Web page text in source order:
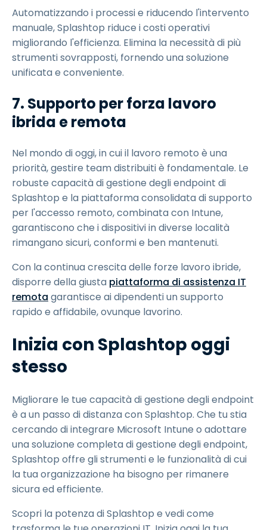
Automatizzando i processi e riducendo l'intervento
manuale, Splashtop riduce i costi operativi
migliorando l'efficienza. Elimina la necessità di più
strumenti sovrapposti, fornendo una soluzione
unificata e conveniente.
7. Supporto per forza lavoro
ibrida e remota
Nel mondo di oggi, in cui il lavoro remoto è una
priorità, gestire team distribuiti è fondamentale. Le
robuste capacità di gestione degli endpoint di
Splashtop e la piattaforma consolidata di supporto
per l'accesso remoto, combinata con Intune,
garantiscono che i dispositivi in diverse località
rimangano sicuri, conformi e ben mantenuti.
Con la continua crescita delle forze lavoro ibride,
disporre della giusta piattaforma di assistenza IT
remota garantisce ai dipendenti un supporto
rapido e affidabile, ovunque lavorino.
Inizia con Splashtop oggi
stesso
Migliorare le tue capacità di gestione degli endpoint
è a un passo di distanza con Splashtop. Che tu stia
cercando di integrare Microsoft Intune o adottare
una soluzione completa di gestione degli endpoint,
Splashtop offre gli strumenti e le funzionalità di cui
la tua organizzazione ha bisogno per rimanere
sicura ed efficiente.
Scopri la potenza di Splashtop e vedi come